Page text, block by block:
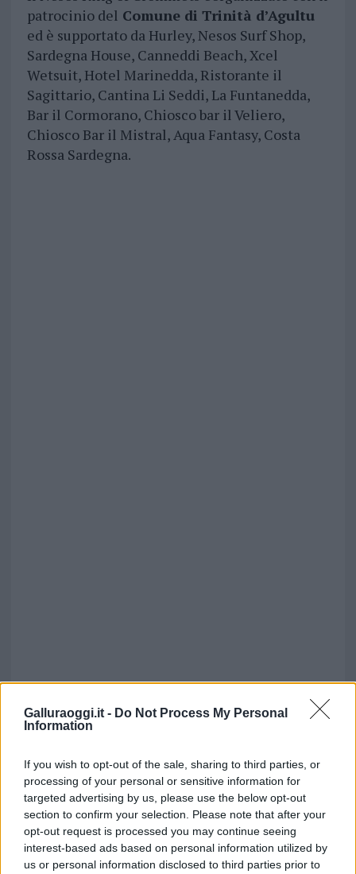
Galluraoggi.it - Do Not Process My Personal
Information
If you wish to opt-out of the sale, sharing to third parties, or
processing of your personal or sensitive information for
targeted advertising by us, please use the below opt-out
section to confirm your selection. Please note that after your
opt-out request is processed you may continue seeing
interest-based ads based on personal information utilized by
us or personal information disclosed to third parties prior to
patrocinio del Comune di Trinità d’Agultu
ed è supportato da Hurley, Nesos Surf Shop,
Sardegna House, Canneddi Beach, Xcel
Wetsuit, Hotel Marinedda, Ristorante il
Sagittario, Cantina Li Seddi, La Funtanedda,
Bar il Cormorano, Chiosco bar il Veliero,
Chiosco Bar il Mistral, Aqua Fantasy, Costa
Rossa Sardegna.
Puoi abbonarti asoli € 1,10 al mese
cliccandoqui
Sei già abbonato?